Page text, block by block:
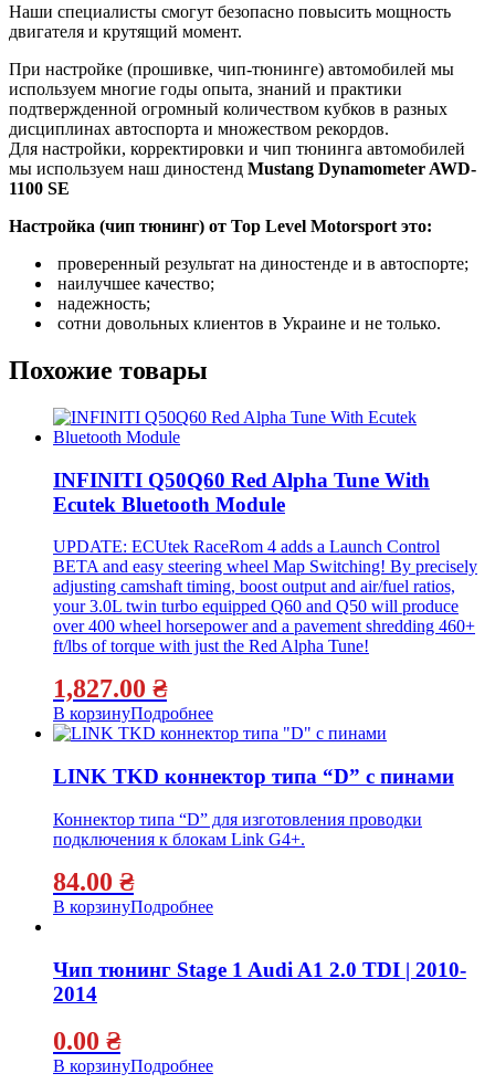
Наши специалисты смогут безопасно повысить мощность
двигателя и крутящий момент.
При настройке (прошивке, чип-тюнинге) автомобилей мы
используем многие годы опыта, знаний и практики
подтвержденной огромный количеством кубков в разных
дисциплинах автоспорта и множеством рекордов.
Для настройки, корректировки и чип тюнинга автомобилей
мы используем наш диностенд Mustang Dynamometer AWD-
1100 SE
Настройка (чип тюнинг) от Top Level Motorsport это:
проверенный результат на диностенде и в автоспорте;
наилучшее качество;
надежность;
сотни довольных клиентов в Украине и не только.
Похожие товары
INFINITI Q50Q60 Red Alpha Tune With
Ecutek Bluetooth Module
UPDATE: ECUtek RaceRom 4 adds a Launch Control
BETA and easy steering wheel Map Switching! By precisely
adjusting camshaft timing, boost output and air/fuel ratios,
your 3.0L twin turbo equipped Q60 and Q50 will produce
over 400 wheel horsepower and a pavement shredding 460+
ft/lbs of torque with just the Red Alpha Tune!
1,827.00 ₴
В корзинуПодробнее
LINK TKD коннектор типа “D” с пинами
Коннектор типа “D” для изготовления проводки
подключения к блокам Link G4+.
84.00 ₴
В корзинуПодробнее
Чип тюнинг Stage 1 Audi A1 2.0 TDI | 2010-
2014
0.00 ₴
В корзинуПодробнее